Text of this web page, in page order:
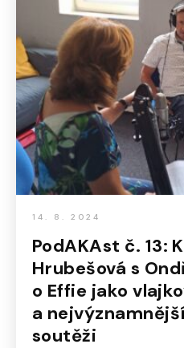
14. 8. 2024
PodAKAst č. 13:
Hrubešová s
o Effie jako
a
soutěži